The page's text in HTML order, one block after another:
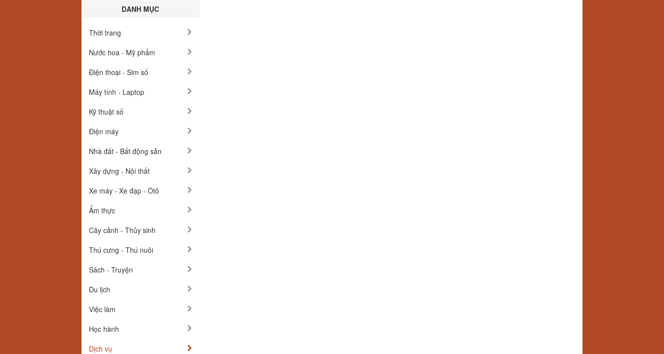
DANH MỤC
Thời trang
Nước hoa - Mỹ phẩm
Điện thoại - Sim số
Máy tính - Laptop
Kỹ thuật số
Điện máy
Nhà đất - Bất động sản
Xây dựng - Nội thất
Xe máy - Xe đạp - Ôtô
Ẩm thực
Cây cảnh - Thủy sinh
Thú cưng - Thú nuôi
Sách - Truyện
Du lịch
Việc làm
Học hành
Dịch vụ